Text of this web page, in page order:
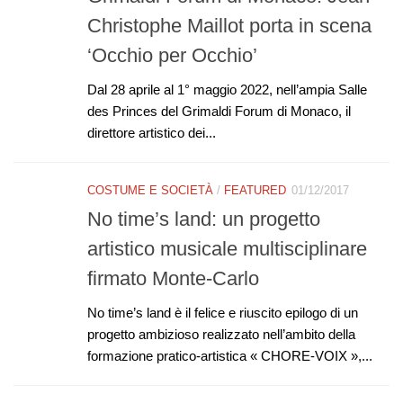
Christophe Maillot porta in scena
‘Occhio per Occhio’
Dal 28 aprile al 1° maggio 2022, nell’ampia Salle
des Princes del Grimaldi Forum di Monaco, il
direttore artistico dei...
COSTUME E SOCIETÀ / FEATURED 01/12/2017
No time’s land: un progetto
artistico musicale multisciplinare
firmato Monte-Carlo
No time’s land è il felice e riuscito epilogo di un
progetto ambizioso realizzato nell’ambito della
formazione pratico-artistica « CHORE-VOIX »,...